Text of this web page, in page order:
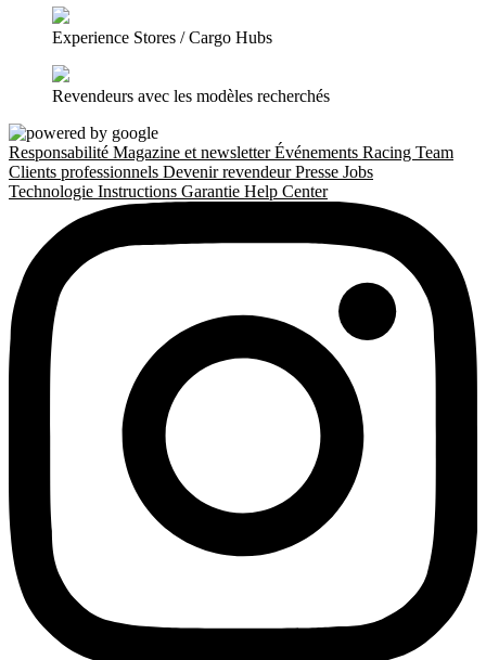
Experience Stores / Cargo Hubs
Revendeurs avec les modèles recherchés
Responsabilité Magazine et newsletterÉvénements Racing Team
Clients professionnels Devenir revendeurPresse Jobs
Technologie Instructions Garantie Help Center